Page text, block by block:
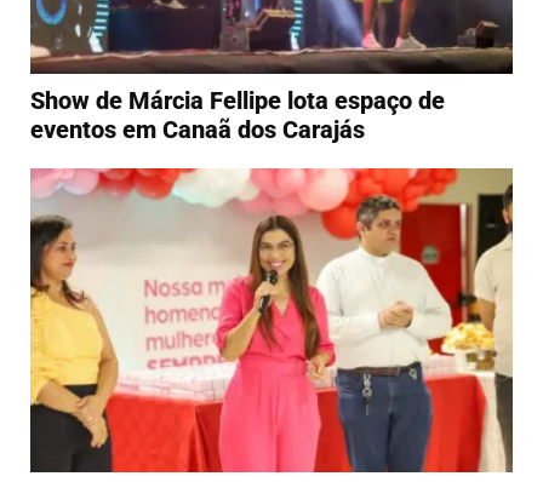
Show de Márcia Fellipe lota espaço de
eventos em Canaã dos Carajás